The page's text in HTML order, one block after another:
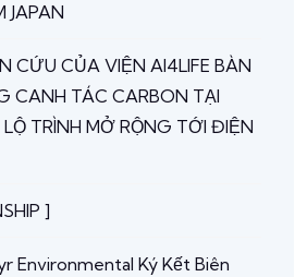
JAPAN
CỨU CỦA VIỆN AI4LIFE BÀN
CANH TÁC CARBON TẠI
TRÌNH MỞ RỘNG TỚI ĐIỆN
]
Environmental Ký Kết Biên